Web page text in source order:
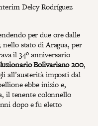
Delcy Rodríguez
per due ore dalle
stato di Aragua, per
il 34º anniversario
Bolivariano 200,
all’austerità imposti dal
ebbe inizio e,
il tenente colonnello
dopo e fu eletto